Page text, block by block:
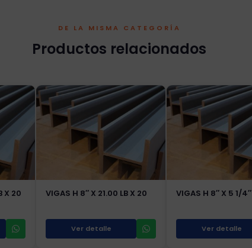
DE LA MISMA CATEGORÍA
Productos relacionados
X 20 VIGAS H 8″ X 21.00 LB X 20
Ver detalle
VIGAS H 8″ X 5 1/
Ver detalle